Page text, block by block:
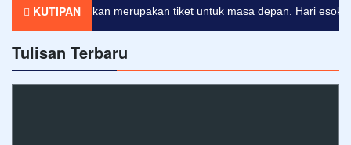
KUTIPAN
Pendidikan merupakan tiket untuk masa depan. Hari esok
Tulisan Terbaru